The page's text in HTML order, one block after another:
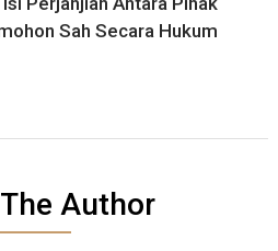
Sah Secara Hukum
Author